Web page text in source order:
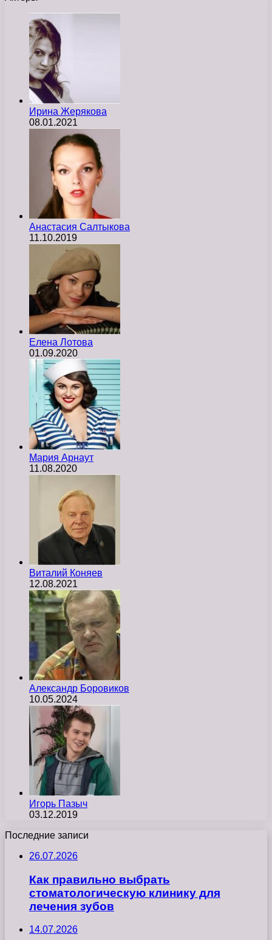
Ирина Жерякова
08.01.2021
Анастасия Салтыкова
11.10.2019
Елена Лотова
01.09.2020
Мария Арнаут
11.08.2020
Виталий Коняев
12.08.2021
Александр Боровиков
10.05.2024
Игорь Пазыч
03.12.2019
Последние записи
26.07.2026
Как правильно выбрать
стоматологическую клинику для
лечения зубов
14.07.2026